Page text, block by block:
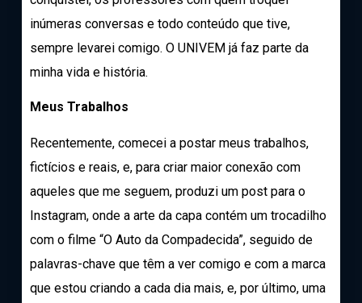
inúmeras conversas e todo conteúdo que tive,
sempre levarei comigo. O UNIVEM já faz parte da
minha vida e história.
Meus Trabalhos
Recentemente, comecei a postar meus trabalhos,
fictícios e reais, e, para criar maior conexão com
aqueles que me seguem, produzi um post para o
Instagram, onde a arte da capa contém um trocadilho
com o filme “O Auto da Compadecida”, seguido de
palavras-chave que têm a ver comigo e com a marca
que estou criando a cada dia mais, e, por último, uma